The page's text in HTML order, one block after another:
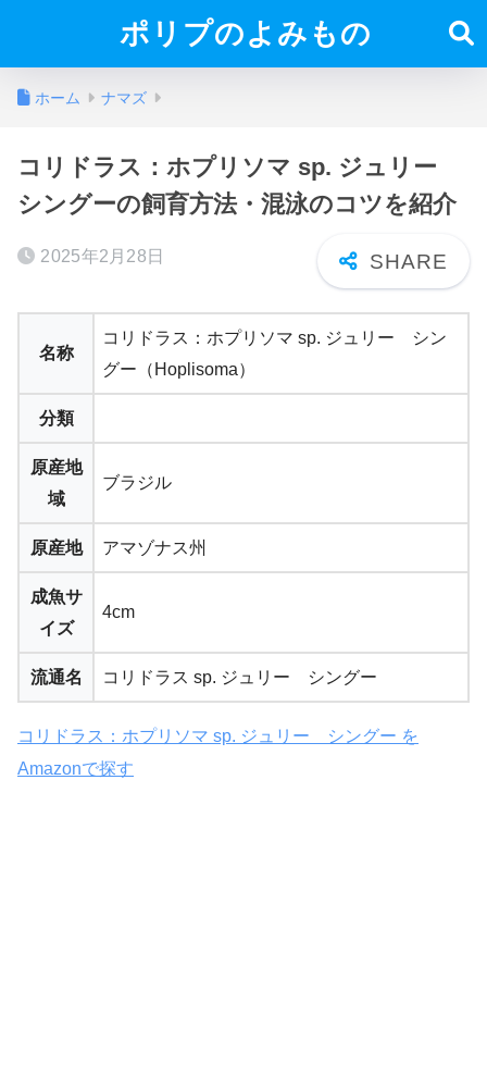
ポリプのよみもの
ホーム ナマズ
コリドラス：ホプリソマ sp. ジュリー
シングーの飼育方法・混泳のコツを紹介
2025年2月28日
名称
コリドラス：ホプリソマ sp. ジュリー シン
グー（Hoplisoma）
分類
原産地
域
ブラジル
原産地 アマゾナス州
成魚サ
イズ
4cm
流通名 コリドラス sp. ジュリー シングー
コリドラス：ホプリソマ sp. ジュリー シングー を
Amazonで探す